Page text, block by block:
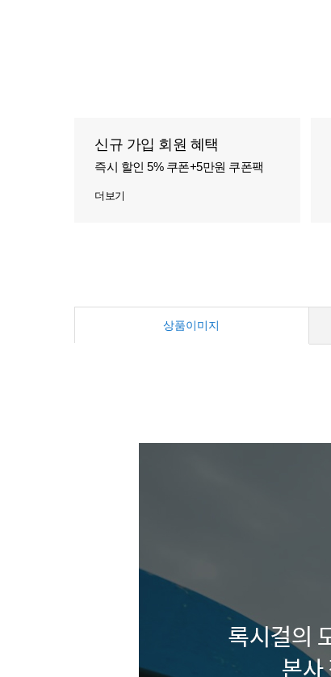
신규 가입 회원 혜택
즉시 할인 5% 쿠폰+5만원 쿠폰팩
더보기
상품이미지